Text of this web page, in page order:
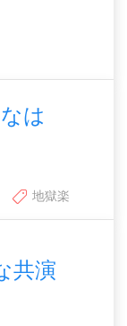
は
地獄楽
共演